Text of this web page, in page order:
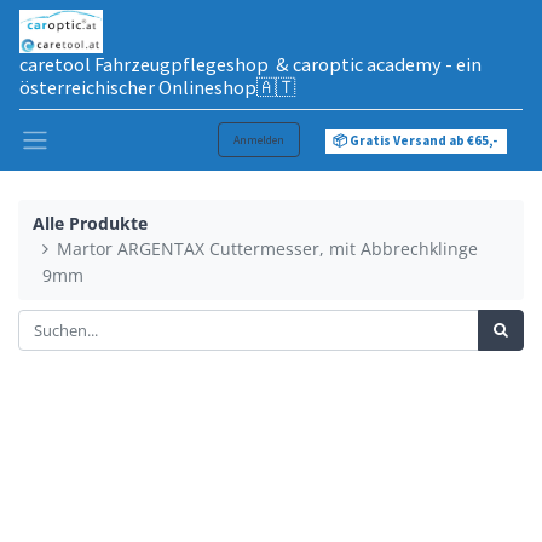
caretool Fahrzeugpflegeshop & caroptic academy - ein
österreichischer Onlineshop🇦🇹
Anmelden 📦 Gratis Versand ab €65,-
Alle Produkte
Martor ARGENTAX Cuttermesser, mit Abbrechklinge
9mm